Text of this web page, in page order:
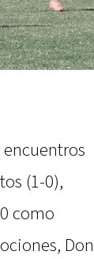
(1-0),
como
Don